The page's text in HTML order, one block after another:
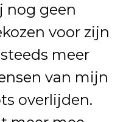
nog geen
voor zijn
meer
van mijn
overlijden.